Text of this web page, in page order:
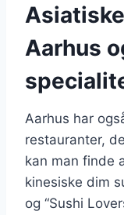
Aarhus
Aarhus har
restauranter,
kan man finde
kinesiske dim
og “Sushi